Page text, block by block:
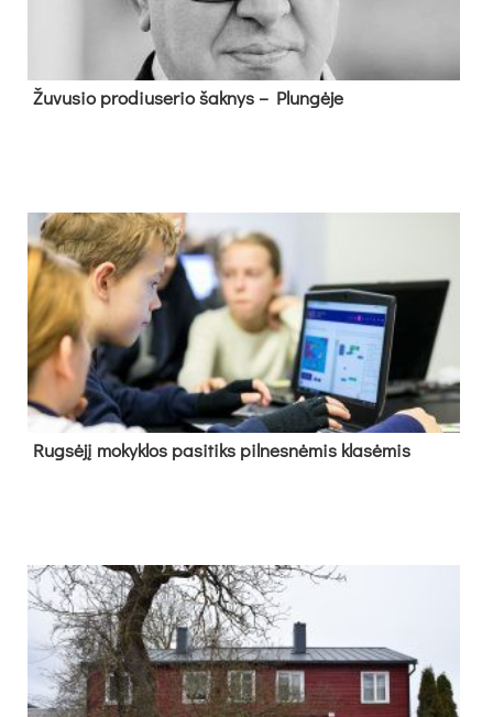
Žu­vu­sio pro­diu­se­rio šak­nys – Plun­gė­je
Rug­sė­jį mo­kyk­los pa­si­tiks pil­nes­nė­mis kla­sė­mis